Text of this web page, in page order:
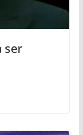
ser